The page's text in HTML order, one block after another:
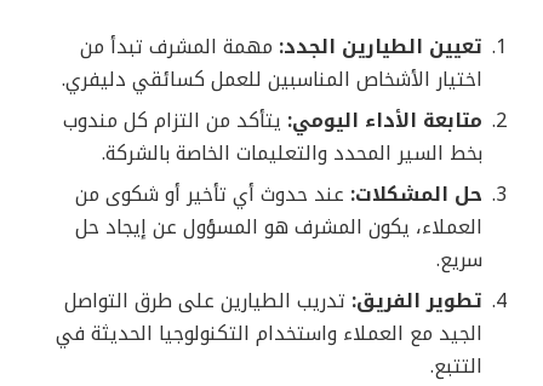
تعيين الطيارين الجدد: مهمة المشرف تبدأ من
اختيار الأشخاص المناسبين للعمل كسائقي دليفري.
متابعة الأداء اليومي: يتأكد من التزام كل مندوب
بخط السير المحدد والتعليمات الخاصة بالشركة.
حل المشكلات: عند حدوث أي تأخير أو شكوى من
العملاء، يكون المشرف هو المسؤول عن إيجاد حل
سريع.
تطوير الفريق: تدريب الطيارين على طرق التواصل
الجيد مع العملاء واستخدام التكنولوجيا الحديثة في
التتبع.